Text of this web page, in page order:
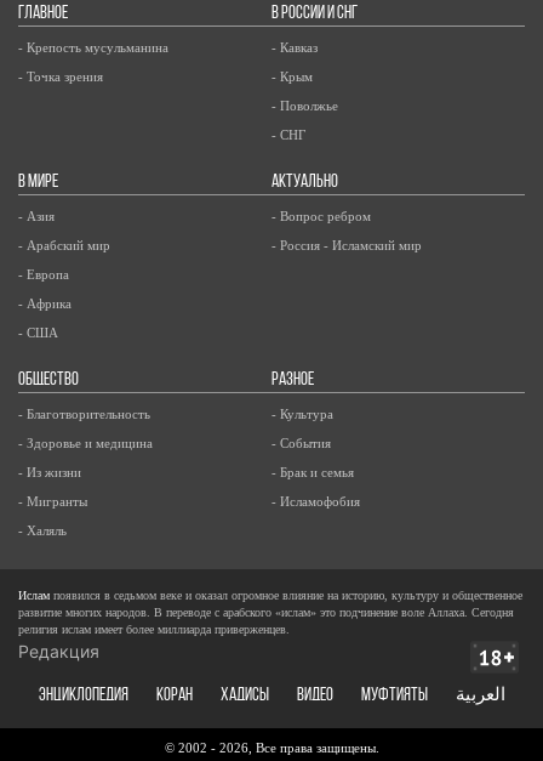
ГЛАВНОЕ
- Крепость мусульманина
- Точка зрения
В РОССИИ И СНГ
- Кавказ
- Крым
- Поволжье
- СНГ
В МИРЕ
- Азия
- Арабский мир
- Европа
- Африка
- США
АКТУАЛЬНО
- Вопрос ребром
- Россия - Исламский мир
ОБЩЕСТВО
- Благотворительность
- Здоровье и медицина
- Из жизни
- Мигранты
- Халяль
РАЗНОЕ
- Культура
- События
- Брак и семья
- Исламофобия
Ислам появился в седьмом веке и оказал огромное влияние на историю, культуру и общественное
развитие многих народов. В переводе с арабского «ислам» это подчинение воле Аллаха. Сегодня
религия ислам имеет более миллиарда приверженцев.
Редакция
ЭНЦИКЛОПЕДИЯ КОРАН ХАДИСЫ ВИДЕО Муфтияты العربية
© 2002 - 2026, Все права защищены.